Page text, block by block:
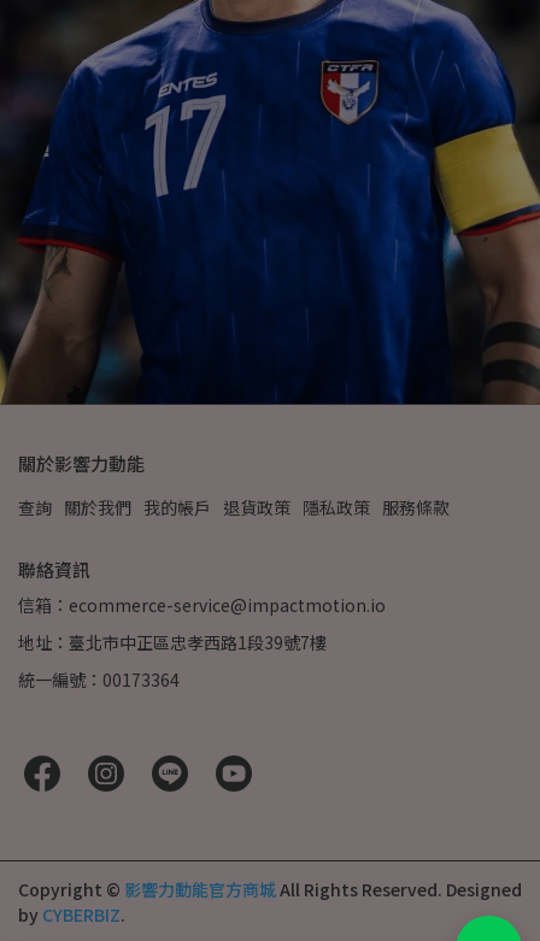
關於影響力動能
查詢 關於我們 我的帳戶 退貨政策 隱私政策 服務條款
聯絡資訊
信箱：ecommerce-service@impactmotion.io
地址：臺北市中正區忠孝西路1段39號7樓
統一編號：00173364
Copyright © 影響力動能官方商城All Rights Reserved. Designed
by CYBERBIZ.